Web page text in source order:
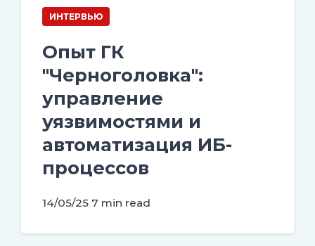
ИНТЕРВЬЮ
Опыт ГК
"Черноголовка":
управление
уязвимостями и
автоматизация ИБ-
процессов
14/05/25 7 min read